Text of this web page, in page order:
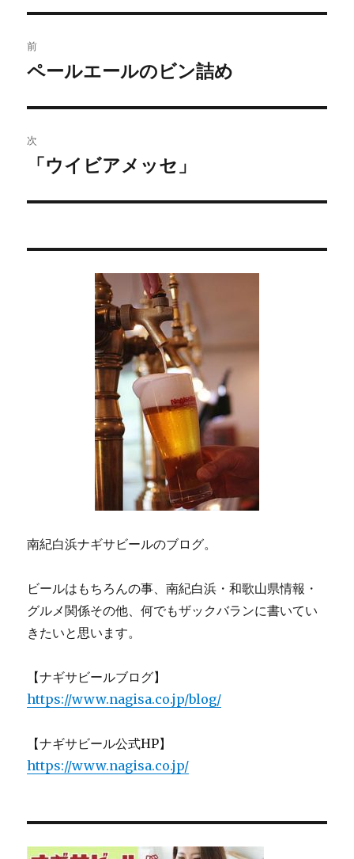
稿
ビ
ゲ
ー
前
過
の
投
稿:
ペールエールのビン詰め
次
次
投
「ウイビアメッセ」
南紀白浜ナギサビールのブログ。
ビールはもちろんの事、南紀白浜・和歌山県情報・
グルメ関係その他、何でもザックバランに書いてい
きたいと思います。
【ナギサビールブログ】
https://www.nagisa.co.jp/blog/
【ナギサビール公式HP】
https://www.nagisa.co.jp/